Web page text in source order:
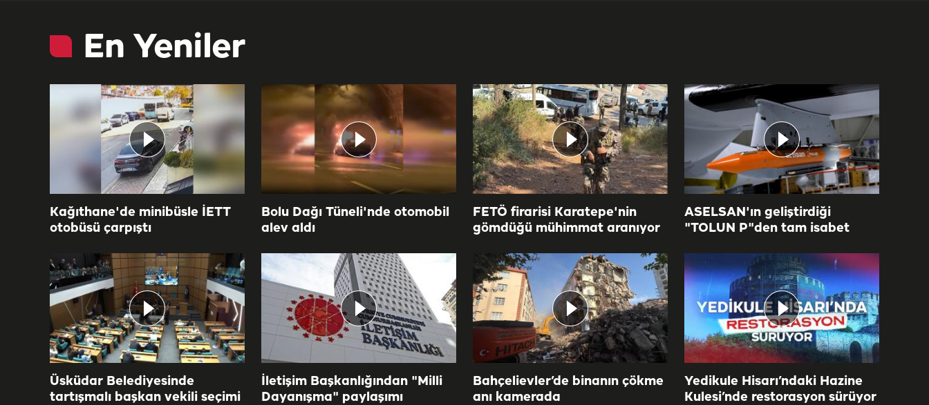
En Yeniler
Kağıthane'de minibüsle İETT
otobüsü çarpıştı
Bolu Dağı Tüneli'nde otomobil
alev aldı
FETÖ firarisi Karatepe'nin
gömdüğü mühimmat aranıyor
ASELSAN'ın geliştirdiği
"TOLUN P"den tam isabet
Üsküdar Belediyesinde
tartışmalı başkan vekili seçimi
İletişim Başkanlığından "Milli
Dayanışma" paylaşımı
Bahçelievler’de binanın çökme
anı kamerada
Yedikule Hisarı’ndaki Hazine
Kulesi’nde restorasyon sürüyor